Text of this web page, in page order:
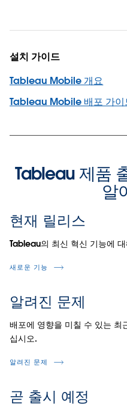
설치 가이드
Tableau Mobile 개요
Tableau Mobile 배포 가이
Tableau 제품
알
현재 릴리스
Tableau의 최신 혁신 기능에
새로운 기능
알려진 문제
배포에 영향을 미칠 수 있는 최
십시오.
알려진 문제
곧 출시 예정